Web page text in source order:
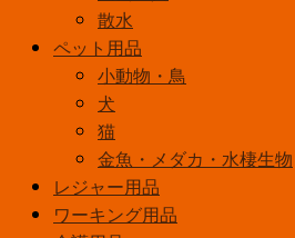
ェ
散水
ペット用品
小動物・鳥
犬
猫
金魚・メダカ・水棲生物
レジャー用品
ワーキング用品